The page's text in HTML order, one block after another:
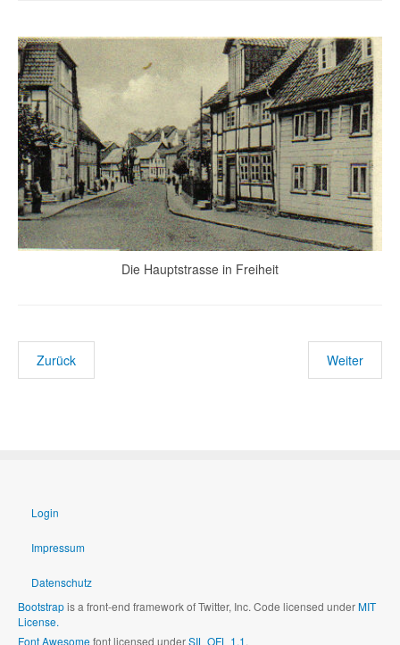
Die Hauptstrasse in Freiheit
Zurück Weiter
Login
Impressum
Datenschutz
Bootstrapis a front-end framework of Twitter, Inc. Code licensed underMIT
License.
Font Awesomefont licensed underSIL OFL 1.1.